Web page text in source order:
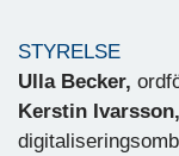
STYRELSE
Ulla Becker,
Kerstin Ivarsson,